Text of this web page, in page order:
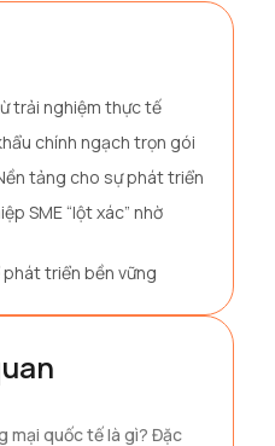
trải nghiệm thực tế
chính ngạch trọn gói
tảng cho sự phát triển
SME “lột xác” nhờ
phát triển bền vững
mại quốc tế là gì? Đặc